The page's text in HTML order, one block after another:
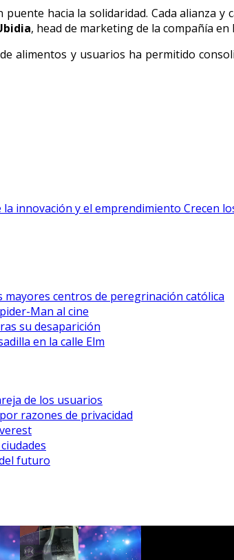
hacia la solidaridad. Cada alianza
, head de marketing de la compañía en
alimentos y usuarios ha permitido
innovación y el emprendimiento Crecen
centros de peregrinación católica
Man al cine
su desaparición
en la calle Elm
de los usuarios
razones de privacidad
futuro